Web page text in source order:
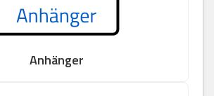
Anhänger